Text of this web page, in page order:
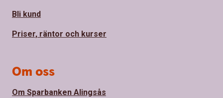
Bli kund
Priser, räntor och kurser
Om oss
Om Sparbanken Alingsås